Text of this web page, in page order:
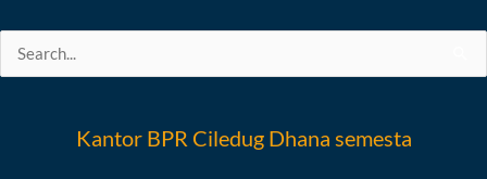
Search
Kantor BPR Ciledug Dhana semesta